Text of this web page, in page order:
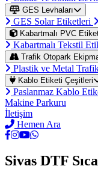
GES Levhaları
GES Solar Etiketleri
Kabartmalı PVC
Kabartmalı Tekstil
Trafik Otopark
Plastik ve Metal
Kablo Etiketi Çeşitleri
Paslanmaz Kablo
Makine Parkuru
İletişim
Hemen Ara
Sivas DTF